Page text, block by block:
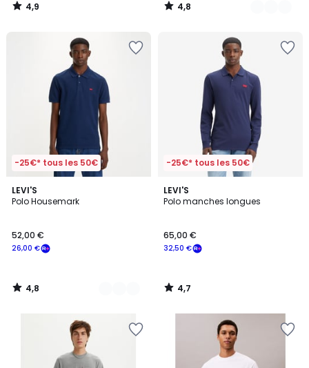
4,9
/
4,8
/
-25€* tous les 50€
LEVI'S
Polo Housemark
26,00 €
52,00 €
4,8
/ 5
3
Couleurs
4,8
/
-25€* tous les 50€
LEVI'S
Polo manches longues
32,50 €
65,00 €
4,7
/ 5
4,7
/